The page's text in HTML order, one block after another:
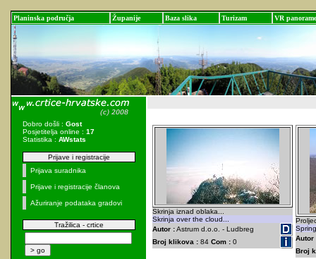
Planinska područja Županije Baza slika Turizam VR panorame
Dobro došli : Gost
Posjetitelja online : 17
Statistika : AWstats
Prijave i registracije
Prijava suradnika
Prijave i registracije članova
Ažuriranje podataka gradovi
Tražilica - crtice
Skrinja iznad oblaka...
Skrinja over the cloud...
Autor :Astrum d.o.o. - Ludbreg
Broj klikova : 84 Com : 0
Autor
Broj